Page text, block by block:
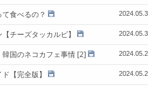
食べるの？
チーズタッカルビ】
国のネコカフェ事情 [2]
【完全版】